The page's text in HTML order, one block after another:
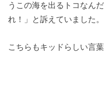
うこの海を出るトコなん
れ！」と訴えていました。
こちらもキッドらしい言葉